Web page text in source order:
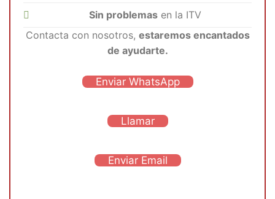
Sin problemas en la ITV
Contacta con nosotros, estaremos encantados
de ayudarte.
Enviar WhatsApp
Llamar
Enviar Email